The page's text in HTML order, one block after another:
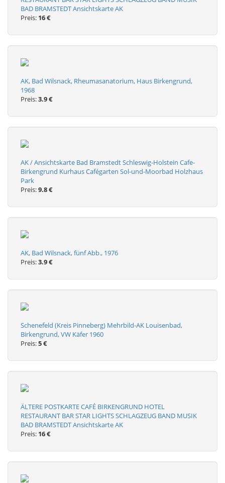
BAD BRAMSTEDT Ansichtskarte AK
Preis: 16 €
AK, Bad Wilsnack, Rheumasanatorium, Haus Birkengrund,
1968
Preis:3.9 €
AK / Ansichtskarte Bad Bramstedt Schleswig-Holstein Cafe-
Birkengrund Kurhaus Cafégarten Sol-und-Moorbad Holzhaus
Park
Preis:9.8 €
AK, Bad Wilsnack, fünf Abb., 1976
Preis:3.9 €
Schenefeld (Kreis Pinneberg) Mehrbild-AK Louisenbad,
Birkengrund, VW Käfer 1960
Preis:5 €
ÄLTERE POSTKARTE CAFÉ BIRKENGRUND HOTEL
RESTAURANT BAR STAR LIGHTS SCHLAGZEUG BAND MUSIK
BAD BRAMSTEDT Ansichtskarte AK
Preis: 16 €